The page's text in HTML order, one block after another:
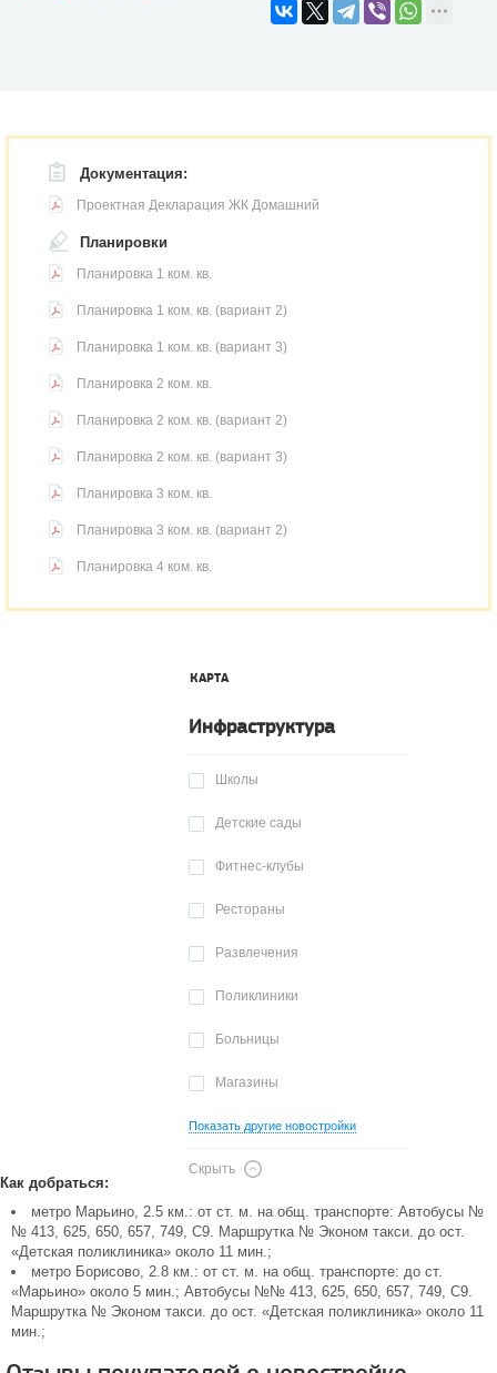
Документация:
Проектная Декларация ЖК Домашний
Планировки
Планировка 1 ком. кв.
Планировка 1 ком. кв. (вариант 2)
Планировка 1 ком. кв. (вариант 3)
Планировка 2 ком. кв.
Планировка 2 ком. кв. (вариант 2)
Планировка 2 ком. кв. (вариант 3)
Планировка 3 ком. кв.
Планировка 3 ком. кв. (вариант 2)
Планировка 4 ком. кв.
КАРТА
Инфраструктура
Школы
Детские сады
Фитнес-клубы
Рестораны
Развлечения
Поликлиники
Больницы
Магазины
Показать другие новостройки
Скрыть
Как добраться:
метро Марьино, 2.5 км.: от ст. м. на общ. транспорте: Автобусы №
№ 413, 625, 650, 657, 749, С9. Маршрутка № Эконом такси. до ост.
«Детская поликлиника» около 11 мин.;
метро Борисово, 2.8 км.: от ст. м. на общ. транспорте: до ст.
«Марьино» около 5 мин.; Автобусы №№ 413, 625, 650, 657, 749, С9.
Маршрутка № Эконом такси. до ост. «Детская поликлиника» около 11
мин.;